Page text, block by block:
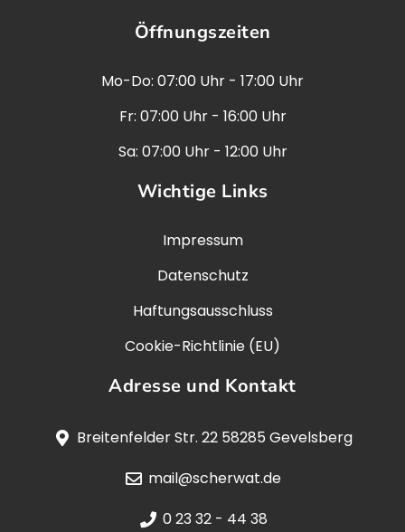
Öffnungszeiten
Mo-Do: 07:00 Uhr - 17:00 Uhr
Fr: 07:00 Uhr - 16:00 Uhr
Sa: 07:00 Uhr - 12:00 Uhr
Wichtige Links
Impressum
Datenschutz
Haftungsausschluss
Cookie-Richtlinie (EU)
Adresse und Kontakt
Breitenfelder Str. 22 58285 Gevelsberg
mail@scherwat.de
0 23 32 - 44 38